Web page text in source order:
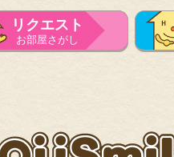
リクエスト
お部屋さがし